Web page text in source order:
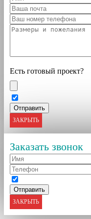
Есть готовый проект?
ЗАКРЫТЬ
Заказать звонок
ЗАКРЫТЬ